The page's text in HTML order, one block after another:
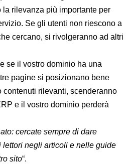
rilevanza più importante per
Se gli utenti non riescono a
cercano, si rivolgeranno ad altri
se il vostro dominio ha una
pagine si posizionano bene
contenuti rilevanti, scenderanno
e il vostro dominio perderà
cercate sempre di dare
lettori negli articoli e nelle guide
sito“.